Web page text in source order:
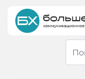
content